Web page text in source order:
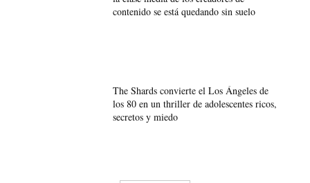
contenido se está quedando sin suelo
The Shards convierte el Los Ángeles de
los 80 en un thriller de adolescentes ricos,
secretos y miedo